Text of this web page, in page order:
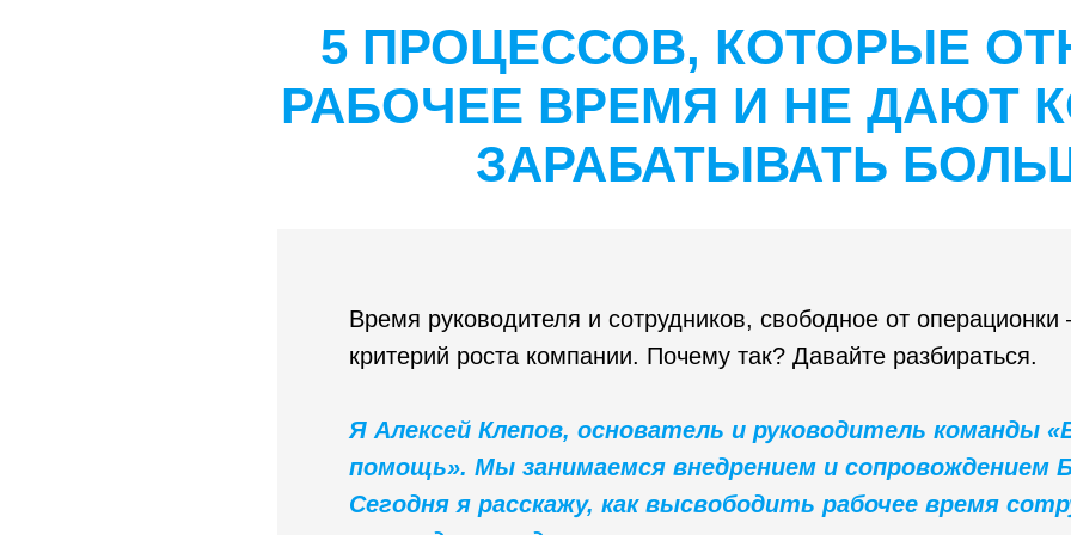
5 ПРОЦЕССОВ, КОТОРЫЕ
РАБОЧЕЕ ВРЕМЯ И НЕ ДАЮТ
ЗАРАБАТЫВАТЬ
Время руководителя и сотрудников, свободное от
критерий роста компании. Почему так? Давайте разбираться.
Я Алексей Клепов, основатель и руководитель команды
помощь». Мы занимаемся внедрением и сопровождением
Сегодня я расскажу, как высвободить рабочее время